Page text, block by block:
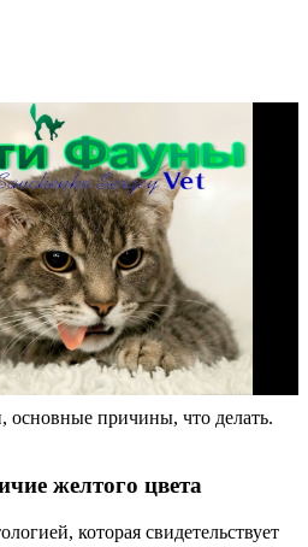
основные причины, что делать.
желтого цвета
которая свидетельствует